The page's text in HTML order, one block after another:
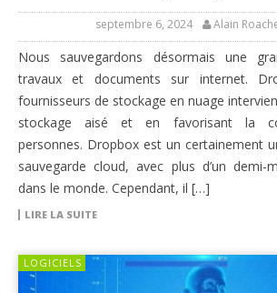
septembre 6, 2024 Alain
Nous sauvegardons désormais une
travaux et documents sur internet.
fournisseurs de stockage en nuage
stockage aisé et en favorisant la
personnes. Dropbox est un certainement
sauvegarde cloud, avec plus d’un demi-
dans le monde. Cependant, il […]
LIRE LA SUITE
LOGICIELS